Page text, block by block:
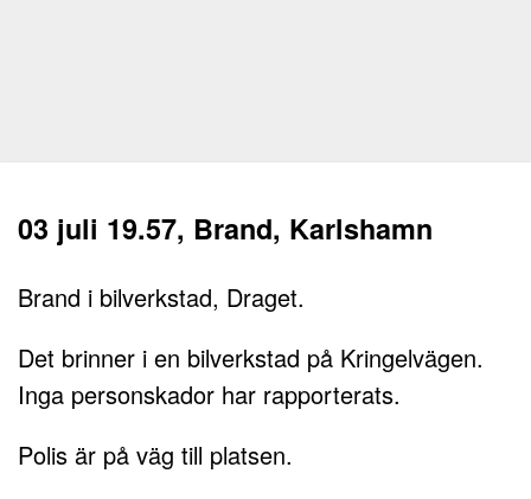
03 juli 19.57, Brand, Karlshamn
Brand i bilverkstad, Draget.
Det brinner i en bilverkstad på Kringelvägen.
Inga personskador har rapporterats.
Polis är på väg till platsen.